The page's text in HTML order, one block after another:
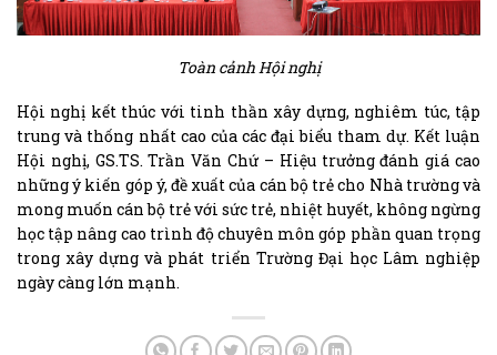
Toàn cảnh Hội nghị
Hội nghị kết thúc với tinh thần xây dựng, nghiêm túc, tập
trung và thống nhất cao của các đại biểu tham dự. Kết luận
Hội nghị, GS.TS. Trần Văn Chứ – Hiệu trưởng đánh giá cao
những ý kiến góp ý, đề xuất của cán bộ trẻ cho Nhà trường và
mong muốn cán bộ trẻ với sức trẻ, nhiệt huyết, không ngừng
học tập nâng cao trình độ chuyên môn góp phần quan trọng
trong xây dựng và phát triển Trường Đại học Lâm nghiệp
ngày càng lớn mạnh.